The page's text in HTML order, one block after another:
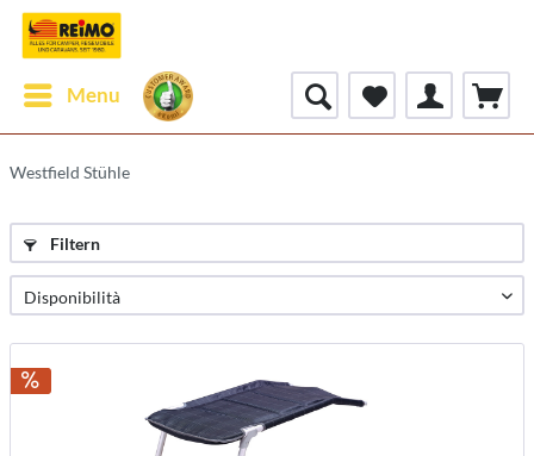
Menu
Westfield Stühle
Filtern